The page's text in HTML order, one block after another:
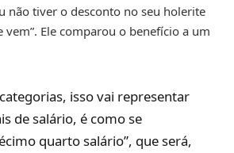
não tiver o desconto no seu holerite
Ele comparou o benefício a um
isso vai representar
de salário, é como se
quarto salário”, que será,